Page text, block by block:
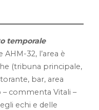
temporale
32, l’area è
(tribuna principale,
bar, area
– commenta Vitali –
echi e delle